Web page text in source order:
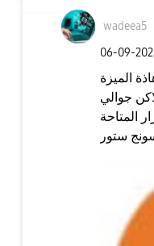
wadeea5
‎06-09-
ستور